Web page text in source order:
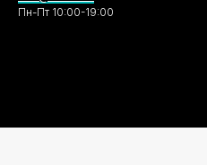
Пн-Пт 10:00-19:00